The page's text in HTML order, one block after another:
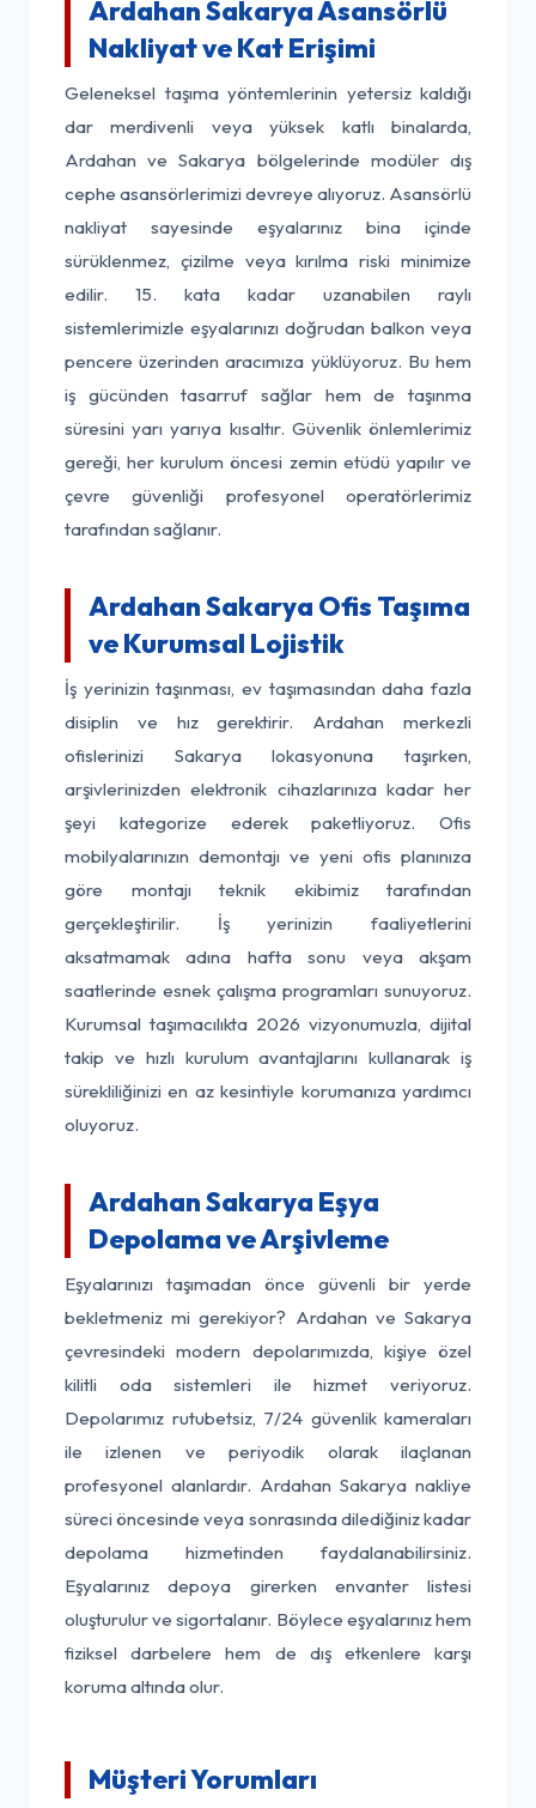
Ardahan Sakarya Asansörlü
Nakliyat ve Kat Erişimi
Geleneksel taşıma yöntemlerinin yetersiz kaldığı
dar merdivenli veya yüksek katlı binalarda,
Ardahan ve Sakarya bölgelerinde modüler dış
cephe asansörlerimizi devreye alıyoruz. Asansörlü
nakliyat sayesinde eşyalarınız bina içinde
sürüklenmez, çizilme veya kırılma riski minimize
edilir. 15. kata kadar uzanabilen raylı
sistemlerimizle eşyalarınızı doğrudan balkon veya
pencere üzerinden aracımıza yüklüyoruz. Bu hem
iş gücünden tasarruf sağlar hem de taşınma
süresini yarı yarıya kısaltır. Güvenlik önlemlerimiz
gereği, her kurulum öncesi zemin etüdü yapılır ve
çevre güvenliği profesyonel operatörlerimiz
tarafından sağlanır.
Ardahan Sakarya Ofis Taşıma
ve Kurumsal Lojistik
İş yerinizin taşınması, ev taşımasından daha fazla
disiplin ve hız gerektirir. Ardahan merkezli
ofislerinizi Sakarya lokasyonuna taşırken,
arşivlerinizden elektronik cihazlarınıza kadar her
şeyi kategorize ederek paketliyoruz. Ofis
mobilyalarınızın demontajı ve yeni ofis planınıza
göre montajı teknik ekibimiz tarafından
gerçekleştirilir. İş yerinizin faaliyetlerini
aksatmamak adına hafta sonu veya akşam
saatlerinde esnek çalışma programları sunuyoruz.
Kurumsal taşımacılıkta 2026 vizyonumuzla, dijital
takip ve hızlı kurulum avantajlarını kullanarak iş
sürekliliğinizi en az kesintiyle korumanıza yardımcı
oluyoruz.
Ardahan Sakarya Eşya
Depolama ve Arşivleme
Eşyalarınızı taşımadan önce güvenli bir yerde
bekletmeniz mi gerekiyor? Ardahan ve Sakarya
çevresindeki modern depolarımızda, kişiye özel
kilitli oda sistemleri ile hizmet veriyoruz.
Depolarımız rutubetsiz, 7/24 güvenlik kameraları
ile izlenen ve periyodik olarak ilaçlanan
profesyonel alanlardır. Ardahan Sakarya nakliye
süreci öncesinde veya sonrasında dilediğiniz kadar
depolama hizmetinden faydalanabilirsiniz.
Eşyalarınız depoya girerken envanter listesi
oluşturulur ve sigortalanır. Böylece eşyalarınız hem
fiziksel darbelere hem de dış etkenlere karşı
koruma altında olur.
Müşteri Yorumları